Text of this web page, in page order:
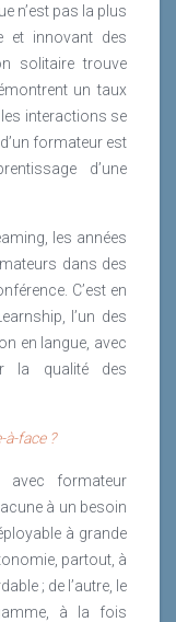
n’est pas la plus
et innovant des
solitaire trouve
un taux
interactions se
formateur est
d’une
les années
dans des
C’est en
l’un des
en langue, avec
la qualité des
face ?
avec formateur
à un besoin
à grande
partout, à
; de l’autre, le
à la fois